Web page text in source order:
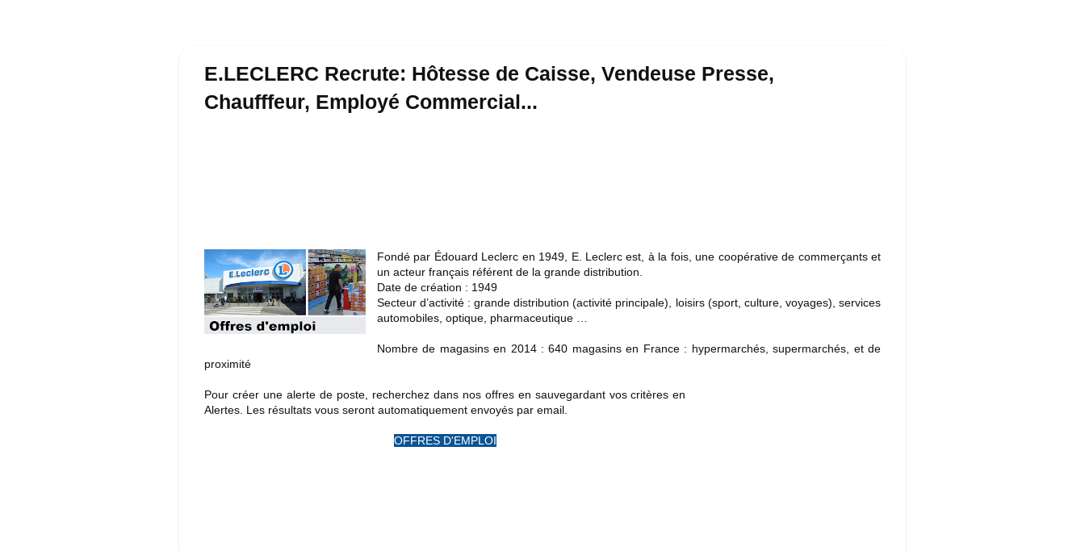
E.LECLERC Recrute: Hôtesse de Caisse, Vendeuse Presse,
Chaufffeur, Employé Commercial...
Fondé par Édouard Leclerc en 1949, E. Leclerc est, à la fois, une coopérative de commerçants et
un acteur français référent de la grande distribution.
Date de création : 1949
Secteur d’activité : grande distribution (activité principale), loisirs (sport, culture, voyages), services
automobiles, optique, pharmaceutique …
Nombre de magasins en 2014 : 640 magasins en France : hypermarchés, supermarchés, et de
proximité
Pour créer une alerte de poste, recherchez dans nos offres en sauvegardant vos critères en
Alertes. Les résultats vous seront automatiquement envoyés par email.
OFFRES D'EMPLOI